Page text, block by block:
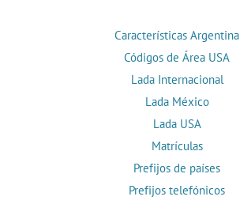
Características Argentina
Códigos de Área USA
Lada Internacional
Lada México
Lada USA
Matrículas
Prefijos de países
Prefijos telefónicos